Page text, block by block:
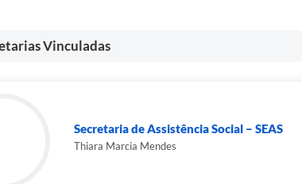
Vinculadas
Secretaria de Assistência Social – SEAS
Thiara Marcia Mendes